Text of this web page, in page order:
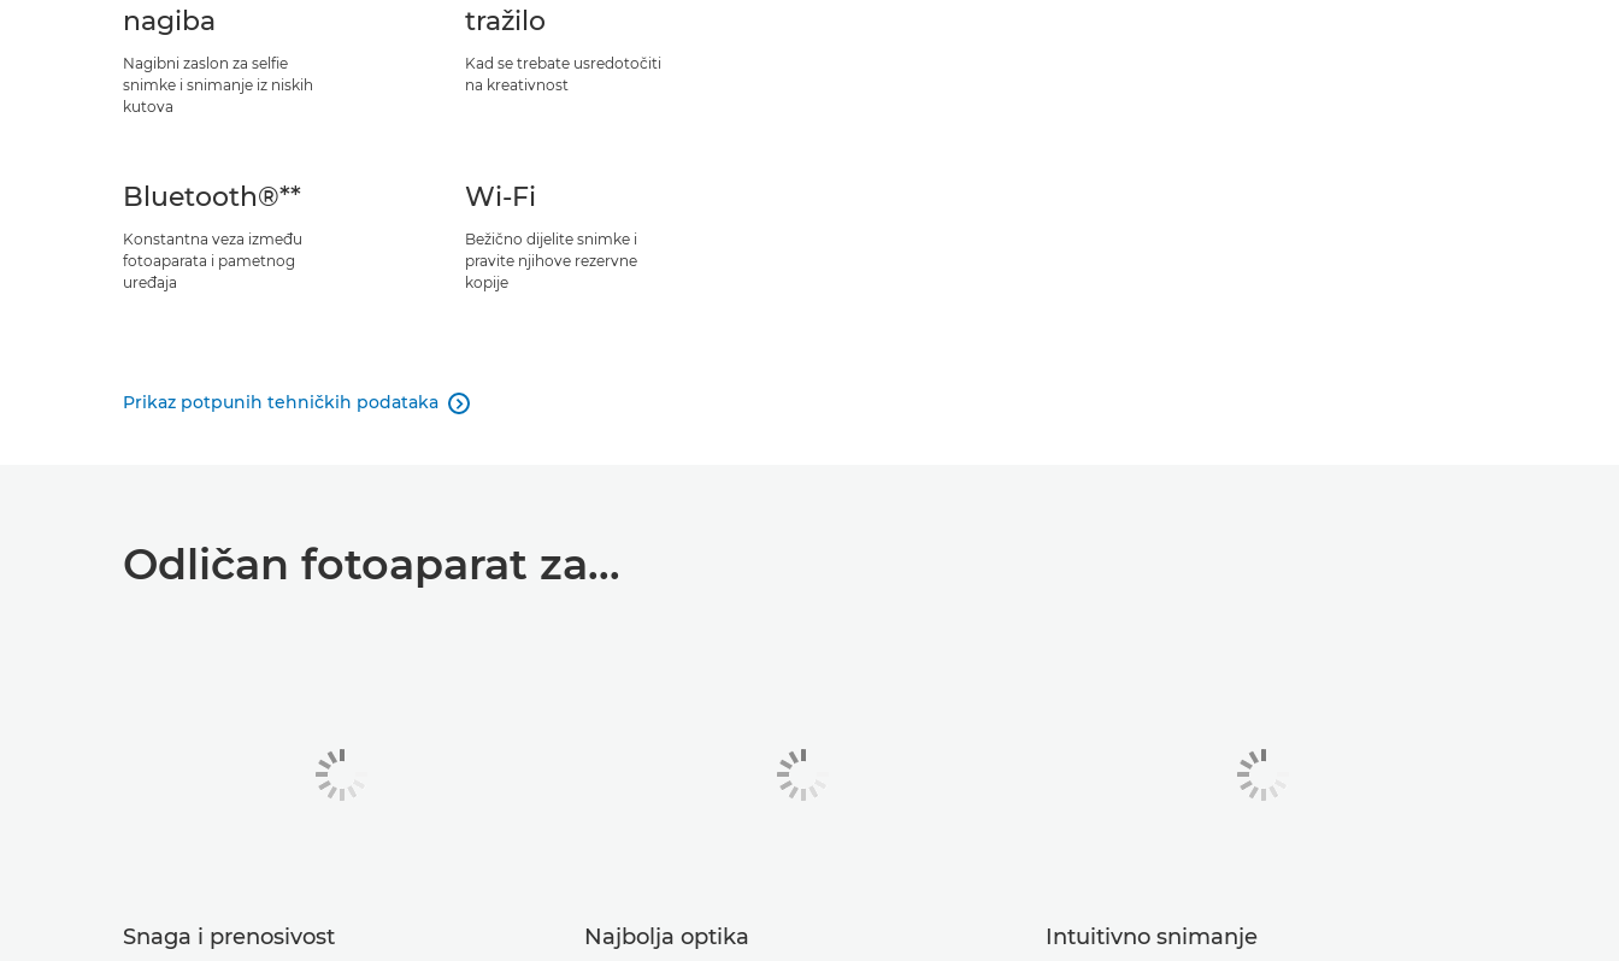
nagiba
Nagibni zaslon za selfie
snimke i snimanje iz niskih
kutova
tražilo
Kad se trebate usredotočiti
na kreativnost
Bluetooth®**
Konstantna veza između
fotoaparata i pametnog
uređaja
Wi-Fi
Bežično dijelite snimke i
pravite njihove rezervne
kopije
Prikaz potpunih tehničkih podataka 
Odličan fotoaparat za...
Snaga i prenosivost Najbolja optika Intuitivno snimanje